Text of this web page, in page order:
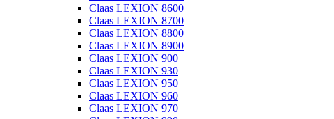
Claas LEXION 8600
Claas LEXION 8700
Claas LEXION 8800
Claas LEXION 8900
Claas LEXION 900
Claas LEXION 930
Claas LEXION 950
Claas LEXION 960
Claas LEXION 970